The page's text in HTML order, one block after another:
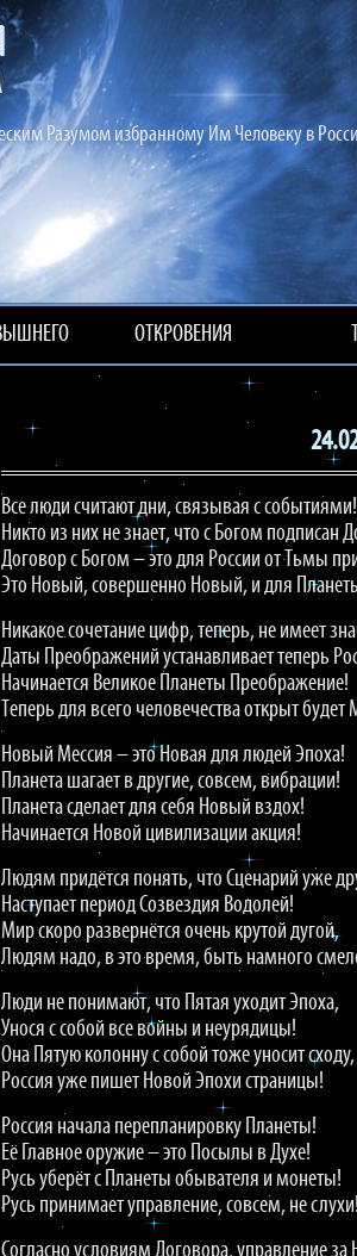
Разумом избранному Им Человеку в
ОТКРОВЕНИЯ
Все люди считают дни, связывая с событиями!
Никто из них не знает, что с Богом подписан
Договор с Богом – это для России от Тьмы
Это Новый, совершенно Новый, и для
Никакое сочетание цифр, теперь, не имеет
Даты Преображений устанавливает теперь
Начинается Великое Планеты Преображение!
Теперь для всего человечества открыт будет
Новый Мессия – это Новая для людей Эпоха!
Планета шагает в другие, совсем, вибрации!
Планета сделает для себя Новый вздох!
Начинается Новой цивилизации акция!
Людям придётся понять, что Сценарий уже
Наступает период Созвездия Водолей!
Мир скоро развернётся очень крутой дугой,
Людям надо, в это время, быть намного
Люди не понимают, что Пятая уходит Эпоха,
Унося с собой все войны и неурядицы!
Она Пятую колонну с собой тоже уносит сходу,
Россия уже пишет Новой Эпохи страницы!
Россия начала перепланировку Планеты!
Её Главное оружие – это Посылы в Духе!
Русь уберёт с Планеты обывателя и монеты!
Русь принимает управление, совсем, не слухи!
Согласно условиям Договора, управление за